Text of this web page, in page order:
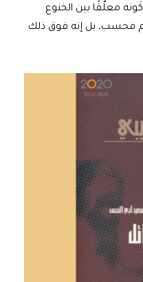
معلَّقًا بين الخنوع
فحسب، بل إنه فوق ذلك